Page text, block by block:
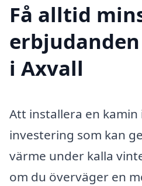
Få alltid
i Axvall
Att installera en kamin
investering som kan
värme under kalla
om du överväger en